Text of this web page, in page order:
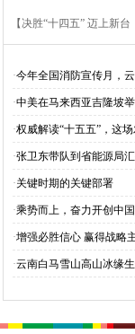
【决胜“十四五” 迈上新台
多、成效显——培根铸魂
育桃李
·今年全国消防宣传月，
·中美在马来西亚吉隆坡
·权威解读“十五五”，这
·张卫东带队到省能源局
·关键时期的关键部署
·乘势而上，奋力开创中
与会同志谈贯彻落实党
·增强必胜信心 赢得战
会锚定中国式现代化发展
·云南白马雪山高山冰缘